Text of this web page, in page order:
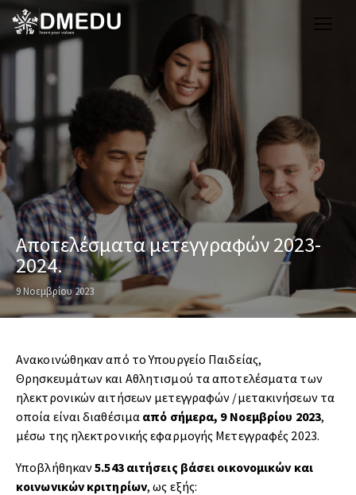
Αποτελέσματα μετεγγραφών 2023-
2024.
9 Νοεμβρίου 2023
Ανακοινώθηκαν από το Υπουργείο Παιδείας,
Θρησκευμάτων και Αθλητισμού τα αποτελέσματα των
ηλεκτρονικών αιτήσεων μετεγγραφών /μετακινήσεων τα
οποία είναι διαθέσιμα από σήμερα, 9 Νοεμβρίου 2023,
μέσω της ηλεκτρονικής εφαρμογής Μετεγγραφές 2023.
Υποβλήθηκαν5.543 αιτήσεις βάσει οικονομικών και
κοινωνικών κριτηρίων, ως εξής: